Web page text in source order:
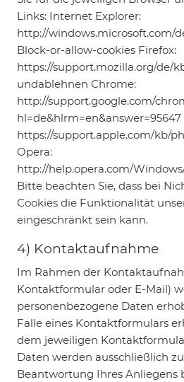
Links: Internet Explorer:
http://windows.microsoft.com/
Block-or-allow-cookies Firefox:
https://support.mozilla.org/de/
undablehnen Chrome:
http://support.google.com/
hl=de&hlrm=en&answer=95647
https://support.apple.com/kb/
Opera:
http://help.opera.com/
Bitte beachten Sie, dass bei
Cookies die Funktionalität
eingeschränkt sein kann.
4) Kontaktaufnahme
Im Rahmen der
Kontaktformular oder E-Mail)
personenbezogene Daten
Falle eines Kontaktformulars
dem jeweiligen
Daten werden ausschließlich
Beantwortung Ihres Anliegens